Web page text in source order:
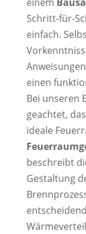
einem
Schritt-für-
einfach.
einen
Bei unseren
geachtet,
ideale
beschreibt
Gestaltung